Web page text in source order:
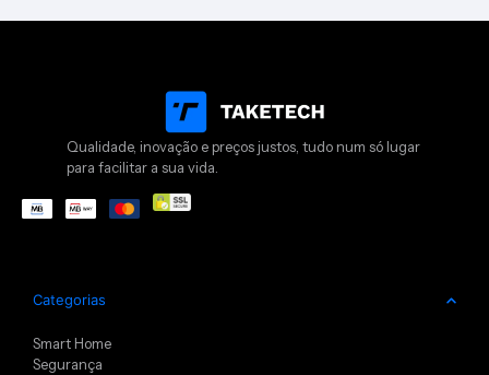
Qualidade, inovação e preços justos, tudo num só lugar
para facilitar a sua vida.
Categorias
Smart Home
Segurança